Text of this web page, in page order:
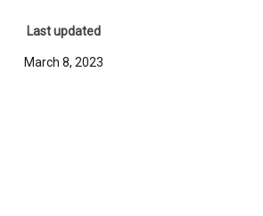
Last updated
March 8, 2023